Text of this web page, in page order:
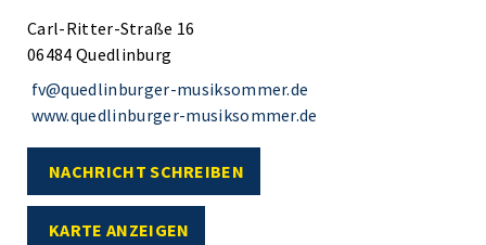
Carl-Ritter-Straße 16
06484 Quedlinburg
fv@quedlinburger-musiksommer.de
www.quedlinburger-musiksommer.de
NACHRICHT SCHREIBEN
KARTE ANZEIGEN